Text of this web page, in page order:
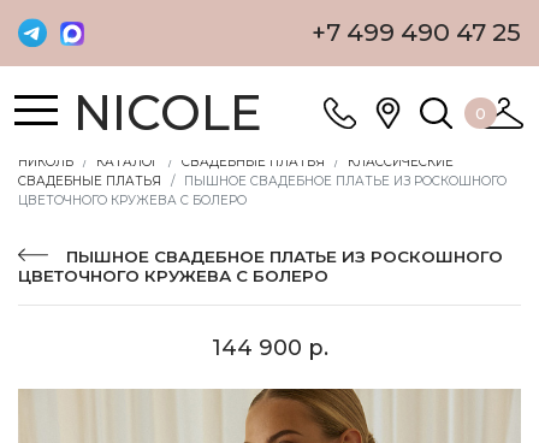
+7 499 490 47 25
NICOLE 0
НИКОЛЬ КАТАЛОГ СВАДЕБНЫЕ ПЛАТЬЯ
КЛАССИЧЕСКИЕ
СВАДЕБНЫЕ ПЛАТЬЯ
ПЫШНОЕ СВАДЕБНОЕ ПЛАТЬЕ ИЗ РОСКОШНОГО
ЦВЕТОЧНОГО КРУЖЕВА С БОЛЕРО
ПЫШНОЕ СВАДЕБНОЕ ПЛАТЬЕ ИЗ РОСКОШНОГО
ЦВЕТОЧНОГО КРУЖЕВА С БОЛЕРО
144 900 р.